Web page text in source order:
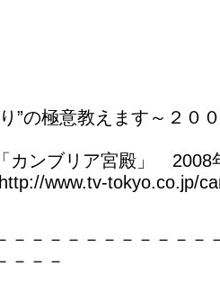
の極意教えます～２０
ブリア宮殿」 2008年
tokyo.co.jp/
－－－－－－－－－－－
－－－